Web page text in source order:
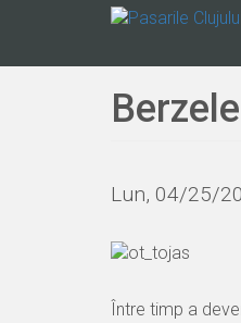
Lun, 04/25/
Între timp a